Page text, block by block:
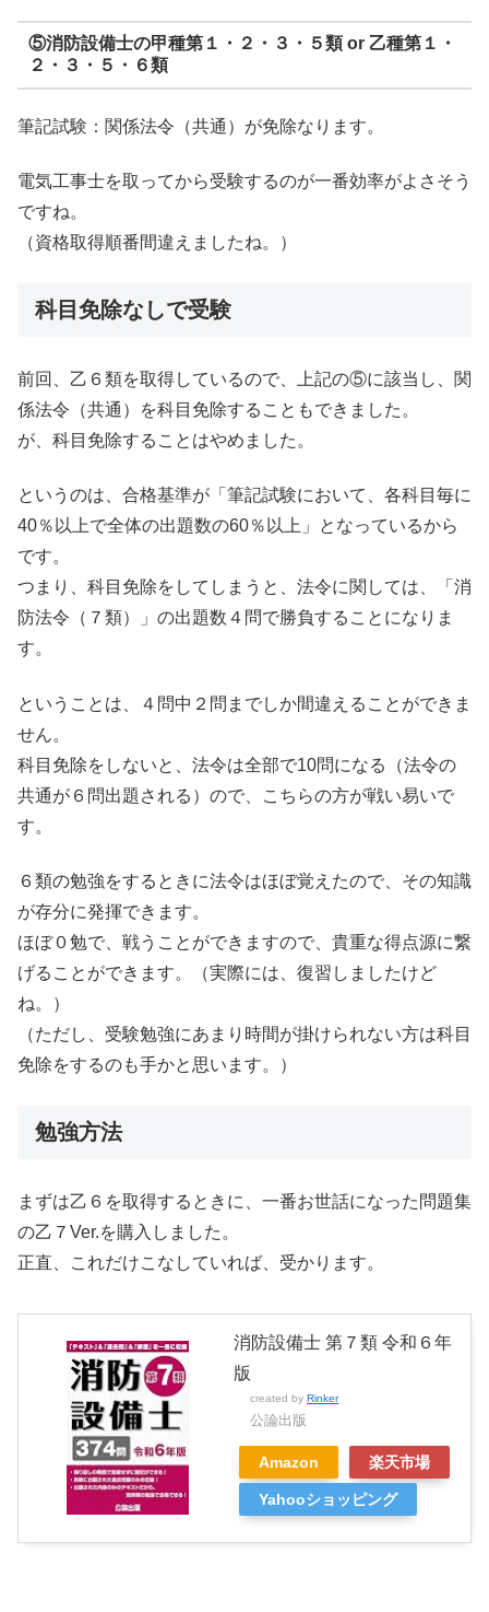
⑤消防設備士の甲種第１・２・３・５類 or 乙種第１・
２・３・５・６類
筆記試験：関係法令（共通）が免除なります。
電気工事士を取ってから受験するのが一番効率がよさそう
ですね。
（資格取得順番間違えましたね。）
科目免除なしで受験
前回、乙６類を取得しているので、上記の⑤に該当し、関
係法令（共通）を科目免除することもできました。
が、科目免除することはやめました。
というのは、合格基準が「筆記試験において、各科目毎に
40％以上で全体の出題数の60％以上」となっているから
です。
つまり、科目免除をしてしまうと、法令に関しては、「消
防法令（７類）」の出題数４問で勝負することになりま
す。
ということは、４問中２問までしか間違えることができま
せん。
科目免除をしないと、法令は全部で10問になる（法令の
共通が６問出題される）ので、こちらの方が戦い易いで
す。
６類の勉強をするときに法令はほぼ覚えたので、その知識
が存分に発揮できます。
ほぼ０勉で、戦うことができますので、貴重な得点源に繋
げることができます。（実際には、復習しましたけど
ね。）
（ただし、受験勉強にあまり時間が掛けられない方は科目
免除をするのも手かと思います。）
勉強方法
まずは乙６を取得するときに、一番お世話になった問題集
の乙７Ver.を購入しました。
正直、これだけこなしていれば、受かります。
消防設備士 第７類 令和６年
版
created by Rinker
公論出版
Amazon 楽天市場
Yahooショッピング